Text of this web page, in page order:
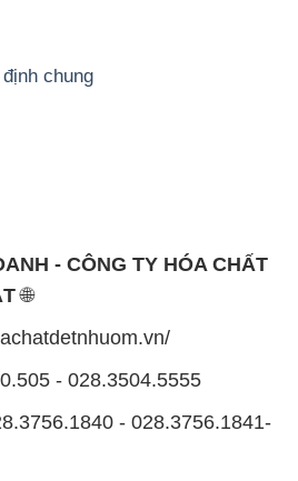
- CÔNG TY HÓA CHẤT
- 028.3756.1841-